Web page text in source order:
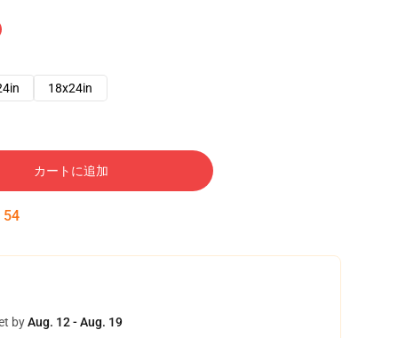
18x24in
カートに追加
53
byAug. 12 - Aug. 19